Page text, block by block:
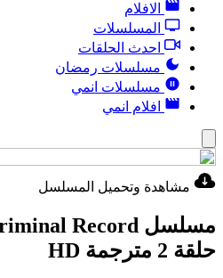
الافلام
المسلسلات
احدث الحلقات
مسلسلات رمضان
مسلسلات انمي
افلام انمي
مشاهدة وتحميل المسلسل
حلقة 2 مترجمة HD